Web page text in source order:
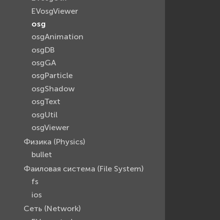
EVosgViewer
osg
osgAnimation
osgDB
osgGA
osgParticle
osgShadow
osgText
osgUtil
osgViewer
Физика (Physics)
bullet
Фаиловая система (File System)
fs
ios
Сеть (Network)